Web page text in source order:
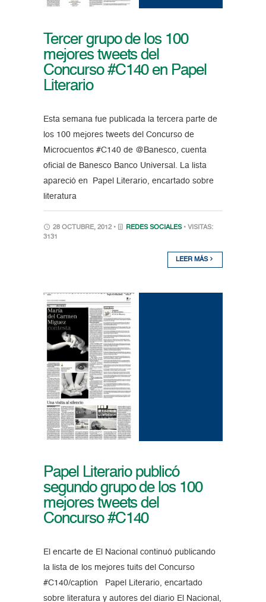
Tercer grupo de los 100
mejores tweets del
Concurso #C140 en Papel
Literario
Esta semana fue publicada la tercera parte de
los 100 mejores tweets del Concurso de
Microcuentos #C140 de @Banesco, cuenta
oficial de Banesco Banco Universal. La lista
apareció en Papel Literario, encartado sobre
literatura
28 OCTUBRE, 2012 • REDES SOCIALES • VISITAS:
3131
LEER MÁS
Papel Literario publicó
segundo grupo de los 100
mejores tweets del
Concurso #C140
El encarte de El Nacional continuó publicando
la lista de los mejores tuits del Concurso
#C140/caption Papel Literario, encartado
sobre literatura y autores del diario El Nacional,